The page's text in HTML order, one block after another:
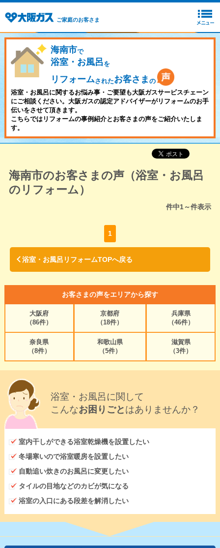
ご家庭のお客さま
海南市で
浴室・お風呂 を
リフォームされたお客さま の
浴室・お風呂に関するお悩み事・ご要望も大阪ガスサービスチェーン
にご相談ください。大阪ガスの認定アドバイザーがリフォームのお手
伝いをさせて頂きます。
こちらではリフォームの事例紹介とお客さまの声をご紹介いたしま
す。
海南市のお客さまの声（浴室・お風呂
のリフォーム）
件中1～件表示
1
浴室・お風呂リフォームTOPへ戻る
お客さまの声をエリアから探す
大阪府
（86件）
京都府
（18件）
兵庫県
（46件）
奈良県
（8件）
和歌山県
（5件）
滋賀県
（3件）
浴室・お風呂に関して
こんなお困りごとはありませんか？
室内干しができる浴室乾燥機を設置したい
冬場寒いので浴室暖房を設置したい
自動追い炊きのお風呂に変更したい
タイルの目地などのカビが気になる
浴室の入口にある段差を解消したい